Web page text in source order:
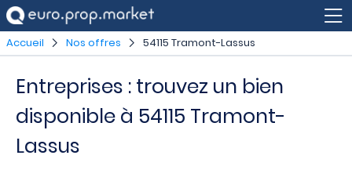
Accueil Nos offres 54115 Tramont-Lassus
Entreprises : trouvez un bien
disponible à 54115 Tramont-
Lassus